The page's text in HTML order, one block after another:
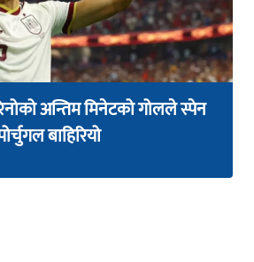
अन्तिम मिनेटको गोलले स्पेन
बाहिरियो